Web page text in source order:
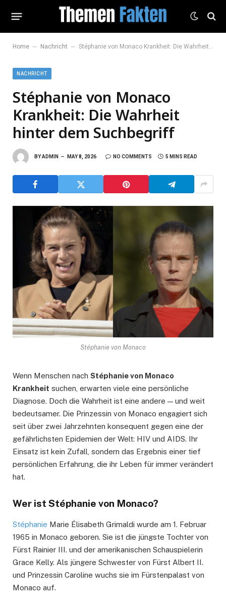
Home – Nachricht – Stéphanie von Monaco Krankheit: Die Wahrheit hinter dem Suchbegriff
NACHRICHT
Stéphanie von Monaco
Krankheit: Die Wahrheit
hinter dem Suchbegriff
BYADMIN MAY 8, 2026 NO COMMENTS 5 MINS READ
Stéphanie von Monaco
Wenn Menschen nach Stéphanie von Monaco
Krankheit suchen, erwarten viele eine persönliche
Diagnose. Doch die Wahrheit ist eine andere — und weit
bedeutsamer. Die Prinzessin von Monaco engagiert sich
seit über zwei Jahrzehnten konsequent gegen eine der
gefährlichsten Epidemien der Welt: HIV und AIDS. Ihr
Einsatz ist kein Zufall, sondern das Ergebnis einer tief
persönlichen Erfahrung, die ihr Leben für immer verändert
hat.
Wer ist Stéphanie von Monaco?
Stéphanie Marie Élisabeth Grimaldi wurde am 1. Februar
1965 in Monaco geboren. Sie ist die jüngste Tochter von
Fürst Rainier III. und der amerikanischen Schauspielerin
Grace Kelly. Als jüngere Schwester von Fürst Albert II.
und Prinzessin Caroline wuchs sie im Fürstenpalast von
Monaco auf.